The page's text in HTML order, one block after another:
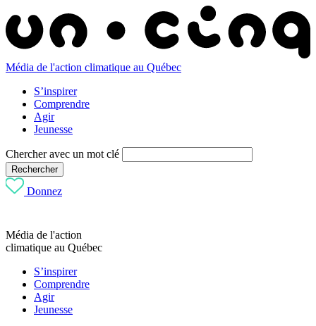
Média de l'action climatique au Québec
S’inspirer
Comprendre
Agir
Jeunesse
Chercher avec un mot clé
Rechercher
Donnez
Média de l'action
climatique au Québec
S’inspirer
Comprendre
Agir
Jeunesse